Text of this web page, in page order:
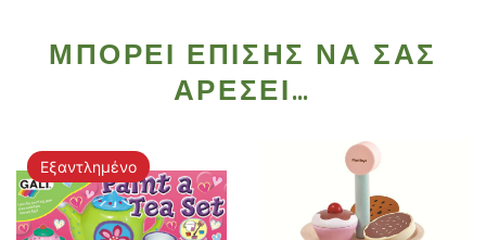
ΜΠΟΡΕΊ ΕΠΊΣΗΣ ΝΑ ΣΑΣ
ΑΡΈΣΕΙ…
Εξαντλημένο